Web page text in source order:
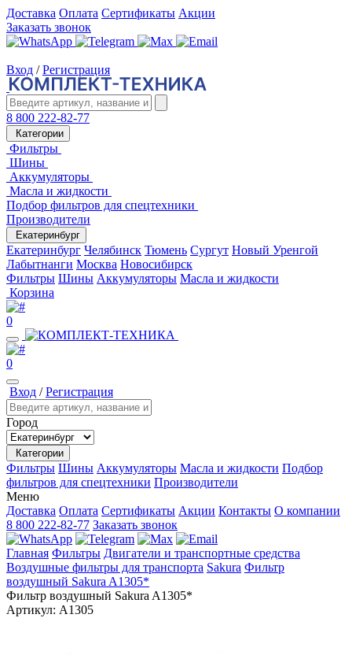
Доставка Оплата Сертификаты Акции
Заказать звонок
Вход / Регистрация
8 800 222-82-77
Категории
Фильтры
Шины
Аккумуляторы
Масла и жидкости
Подбор фильтров для спецтехники
Производители
Екатеринбург
Екатеринбург Челябинск Тюмень Сургут Новый Уренгой
Лабытнанги Москва Новосибирск
Фильтры Шины Аккумуляторы Масла и жидкости
Корзина
0
0
Вход /Регистрация
Город
Категории
Фильтры Шины Аккумуляторы Масла и жидкости Подбор
фильтров для спецтехники Производители
Меню
Доставка Оплата Сертификаты Акции Контакты О компании
8 800 222-82-77 Заказать звонок
Главная Фильтры Двигатели и транспортные средства
Воздушные фильтры для транспорта Sakura Фильтр
воздушный Sakura A1305*
Фильтр воздушный Sakura A1305*
Артикул: A1305